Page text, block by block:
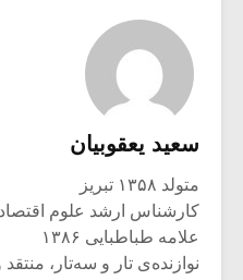
سعید یعقوبیان
متولد ۱۳۵۸ تبریز
کارشناس ارشد علوم
علامه طباطبایی ۱۳۸۶
نوازنده‌ی تار و سه‌تار،